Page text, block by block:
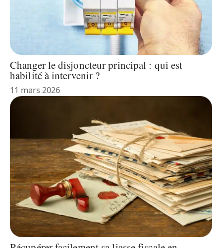
Changer le disjoncteur principal : qui est
habilité à intervenir ?
11 mars 2026